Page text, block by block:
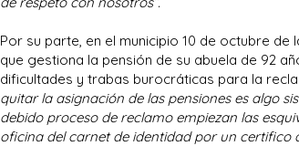
Por su parte, en el municipio 10 de octubre de
que gestiona la pensión de su abuela de 92
dificultades y trabas burocráticas para la
quitar la asignación de las pensiones es algo
debido proceso de reclamo empiezan las
oficina del carnet de identidad por un certifico